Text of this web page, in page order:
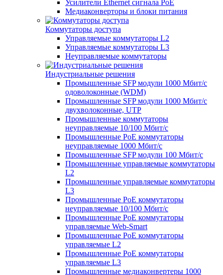
Усилители Ethernet сигнала PoE
Медиаконверторы и блоки питания
Коммутаторы доступа
Управляемые коммутаторы L2
Управляемые коммутаторы L3
Неуправляемые коммутаторы
Индустриальные решения
Промышленные SFP модули 1000 Мбит/c
одоволоконные (WDM)
Промышленные SFP модули 1000 Мбит/c
двухволоконные, UTP
Промышленные коммутаторы
неуправляемые 10/100 Мбит/с
Промышленные PoE коммутаторы
неуправляемые 1000 Мбит/с
Промышленные SFP модули 100 Мбит/c
Промышленные управляемые коммутаторы
L2
Промышленные управляемые коммутаторы
L3
Промышленные PoE коммутаторы
неуправляемые 10/100 Мбит/с
Промышленные PoE коммутаторы
управляемые Web-Smart
Промышленные PoE коммутаторы
управляемые L2
Промышленные PoE коммутаторы
управляемые L3
Промышленные медиаконвертеры 1000